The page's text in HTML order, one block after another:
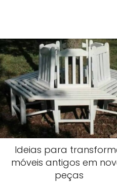
Ideias para
móveis antigos em
peças